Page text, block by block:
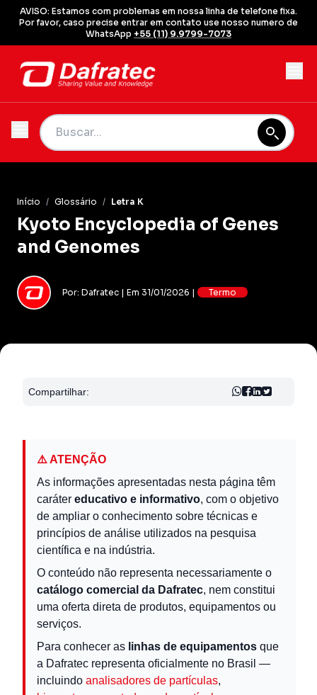
AVISO: Estamos com problemas em nossa linha de telefone fixa.
Por favor, caso precise entrar em contato use nosso numero de
WhatsApp +55 (11) 9.9799-7073
Início / Glossário / Letra K
Kyoto Encyclopedia of Genes
and Genomes
Por: Dafratec | Em 31/01/2026 | Termo
Compartilhar:
⚠️ ATENÇÃO
As informações apresentadas nesta página têm
caráter educativo e informativo, com o objetivo
de ampliar o conhecimento sobre técnicas e
princípios de análise utilizados na pesquisa
científica e na indústria.
O conteúdo não representa necessariamente o
catálogo comercial da Dafratec, nem constitui
uma oferta direta de produtos, equipamentos ou
serviços.
Para conhecer as linhas de equipamentos que
a Dafratec representa oficialmente no Brasil —
incluindo analisadores de partículas,